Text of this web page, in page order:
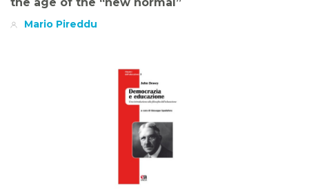
Mario Pireddu